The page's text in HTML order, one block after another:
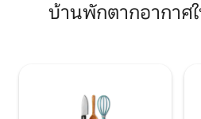
1 หลัง เตียงเด็กอ่อน 1 หลัง เตียงเ
บ้านพักตากอากาศ